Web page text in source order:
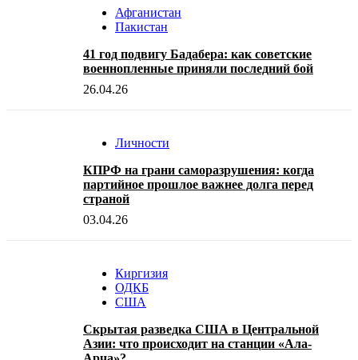
Афганистан
Пакистан
41 год подвигу Бадабера: как советские
военнопленные приняли последний бой
26.04.26
Личности
КПРФ на грани саморазрушения: когда
партийное прошлое важнее долга перед
страной
03.04.26
Киргизия
ОДКБ
США
Скрытая разведка США в Центральной
Азии: что происходит на станции «Ала-